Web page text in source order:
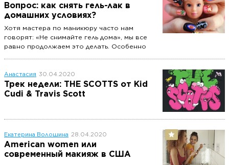
Вопрос: как снять гель-лак в
домашних условиях?
Хотя мастера по маникюру часто нам
говорят: «Не снимайте гель дома», мы все
равно продолжаем это делать. Особенно
Реально ли все-таки снимать дома гель-лак
так, чтобы ногти остались целы?
Анастасия 30.04.2020
Трек недели: THE SCOTTS от Kid
Cudi & Travis Scott
Екатерина Волошина 28.04.2020
American women или
современный макияж в США